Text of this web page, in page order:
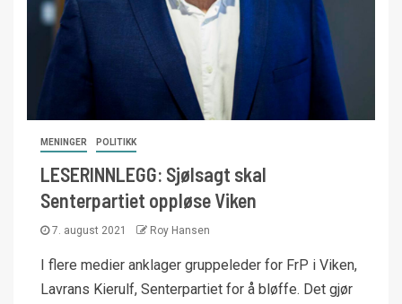
MENINGER POLITIKK
LESERINNLEGG: Sjølsagt skal
Senterpartiet oppløse Viken
7. august 2021 Roy Hansen
I flere medier anklager gruppeleder for FrP i Viken,
Lavrans Kierulf, Senterpartiet for å bløffe. Det gjør